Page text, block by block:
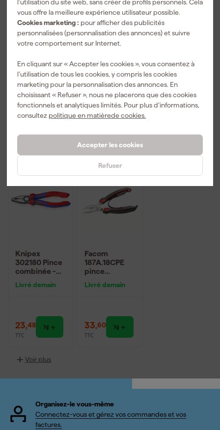
l’utilisation du site web, sans créer de profils personnels. Cela
vous offre la meilleure expérience utilisateur possible.
Cookies marketing : pour afficher des publicités
personnalisées (personnalisation des annonces) et suivre
votre comportement sur Internet.
En cliquant sur « Accepter les cookies », vous consentez à
l’utilisation de tous les cookies, y compris les cookies
marketing pour la personnalisation des annonces. En
choisissant « Refuser », nous ne placerons que des cookies
fonctionnels et analytiques limités. Pour plus d’informations,
consultez politique en matièrede cookies.
Accepter les cookies
Refuser
Allen à
poignée en T
avec tête
sphérique - 6
pans - 6 mm
12,34
multiprise
avec
poignées
bimatière et
finition
phosphatée
Livré demain
19,86
pince
multiprise -
250mm
Knipex
302180 Pince
combinée -
Livré demain
23,48
TTC
Facom
187A.18CPE
pince
180mm
Livré demain
33,60
TTC
Voir plus
Organisez-le vous-même
Connectez-vous et gérez vos commandes et vos
factures.